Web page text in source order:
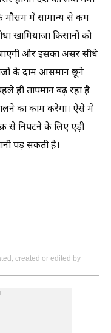
मौसम में सामान्य से कम
खामियाजा किसानों को
और इसका असर सीधे
के दाम आसमान छूने
ही तापमान बढ़ रहा है
का काम करेगा। ऐसे में
से निपटने के लिए एड़ी
पड़ सकती है।
created or edited by